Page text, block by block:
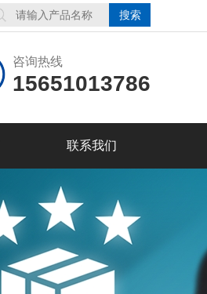
咨询热线
15651013786
联系我们